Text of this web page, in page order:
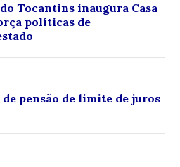
Tocantins inaugura Casa
políticas de
pensão de limite de juros